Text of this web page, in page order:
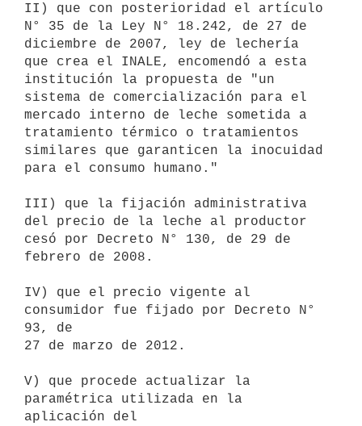
II) que con posterioridad el artículo
N° 35 de la Ley N° 18.242, de 27 de
diciembre de 2007, ley de lechería
que crea el INALE, encomendó a esta
institución la propuesta de "un
sistema de comercialización para el
mercado interno de leche sometida a
tratamiento térmico o tratamientos
similares que garanticen la inocuidad
para el consumo humano."
III) que la fijación administrativa
del precio de la leche al productor
cesó por Decreto N° 130, de 29 de
febrero de 2008.
IV) que el precio vigente al
consumidor fue fijado por Decreto N°
93, de
27 de marzo de 2012.
V) que procede actualizar la
paramétrica utilizada en la
aplicación del